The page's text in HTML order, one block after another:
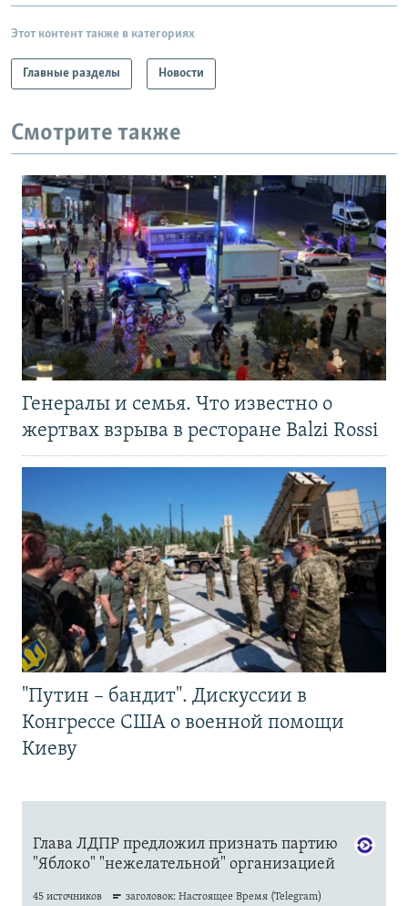
Этот контент также в категориях
Главные разделы Новости
Смотрите также
Генералы и семья. Что известно о
жертвах взрыва в ресторане Balzi Rossi
"Путин – бандит". Дискуссии в
Конгрессе США о военной помощи
Киеву